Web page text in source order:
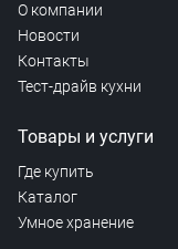
О компании
Новости
Контакты
Тест-драйв кухни
Товары и услуги
Где купить
Каталог
Умное хранение